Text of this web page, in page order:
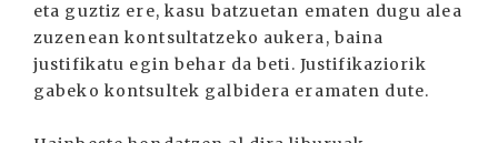
eta guztiz ere, kasu batzuetan ematen dugu alea
zuzenean kontsultatzeko aukera, baina
justifikatu egin behar da beti. Justifikaziorik
gabeko kontsultek galbidera eramaten dute.